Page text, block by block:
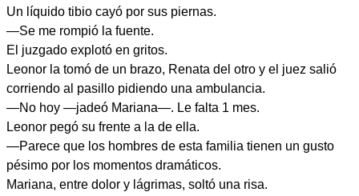
Un líquido tibio cayó por sus piernas.
—Se me rompió la fuente.
El juzgado explotó en gritos.
Leonor la tomó de un brazo, Renata del otro y el juez salió
corriendo al pasillo pidiendo una ambulancia.
—No hoy —jadeó Mariana—. Le falta 1 mes.
Leonor pegó su frente a la de ella.
—Parece que los hombres de esta familia tienen un gusto
pésimo por los momentos dramáticos.
Mariana, entre dolor y lágrimas, soltó una risa.